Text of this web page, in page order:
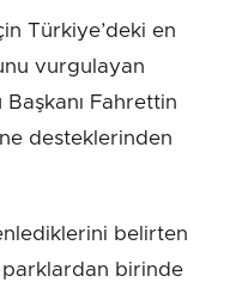
Türkiye’deki en
vurgulayan
Fahrettin
desteklerinden
belirten
parklardan birinde